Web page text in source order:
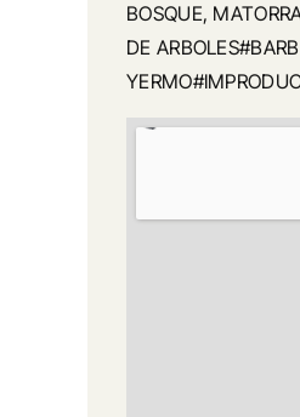
BOSQUE,
DE